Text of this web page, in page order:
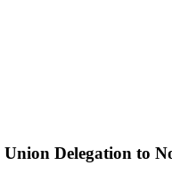
Delegation to